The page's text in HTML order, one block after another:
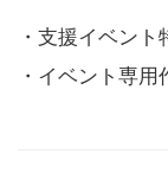
・支援イベント
・イベント専